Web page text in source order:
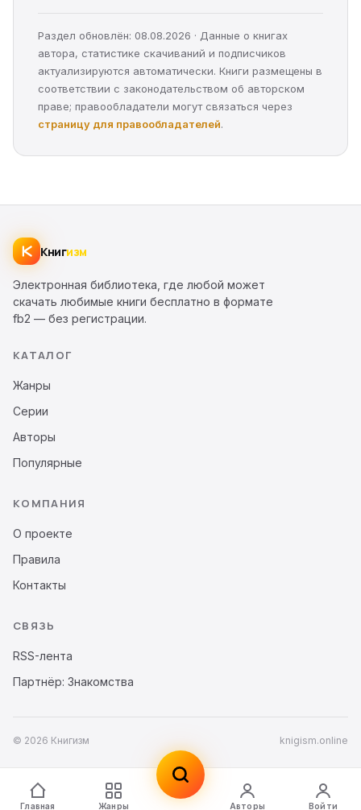
Раздел обновлён: 08.08.2026 · Данные о книгах
автора, статистике скачиваний и подписчиков
актуализируются автоматически. Книги размещены в
соответствии с законодательством об авторском
праве; правообладатели могут связаться через
страницу для правообладателей.
Главная Жанры Авторы Войти
Книгизм
Электронная библиотека, где любой может
скачать любимые книги бесплатно в формате
fb2 — без регистрации.
КАТАЛОГ
Жанры
Серии
Авторы
Популярные
КОМПАНИЯ
О проекте
Правила
Контакты
СВЯЗЬ
RSS-лента
Партнёр: Знакомства
© 2026 Книгизм knigism.online